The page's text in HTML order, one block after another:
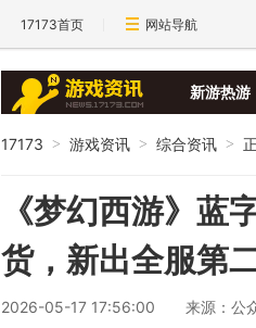
17173首页 网站导航
新游热游
17173 > 游戏资讯 > 综合资讯 >
《梦幻西游》蓝
货，新出全服第
2026-05-17 17:56:00 来源：公